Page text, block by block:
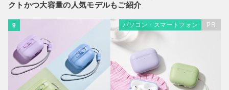
クトかつ大容量の人気モデルもご紹介
9 パソコン・スマートフォン PR